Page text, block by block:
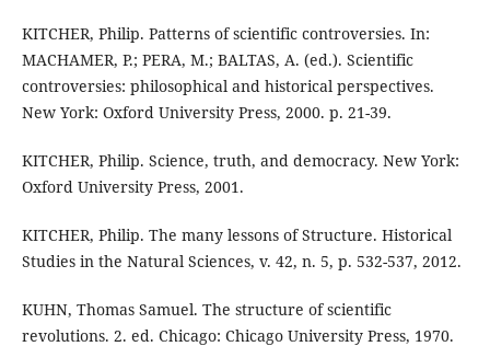
KITCHER, Philip. Patterns of scientific controversies. In:
MACHAMER, P.; PERA, M.; BALTAS, A. (ed.). Scientific
controversies: philosophical and historical perspectives.
New York: Oxford University Press, 2000. p. 21-39.
KITCHER, Philip. Science, truth, and democracy. New York:
Oxford University Press, 2001.
KITCHER, Philip. The many lessons of Structure. Historical
Studies in the Natural Sciences, v. 42, n. 5, p. 532-537, 2012.
KUHN, Thomas Samuel. The structure of scientific
revolutions. 2. ed. Chicago: Chicago University Press, 1970.